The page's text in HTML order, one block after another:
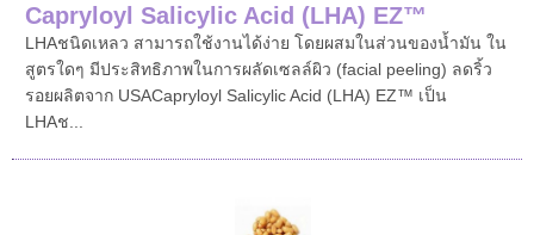
Capryloyl Salicylic Acid (LHA) EZ™
LHA ชนิดเหลว สามารถใช้งานได้ง่าย โดยผสมในส่วนของน้ำมัน ใน
สูตรใดๆ มีประสิทธิภาพในการผลัดเซลล์ผิว (facial peeling) ลดริ้ว
รอย ผลิตจาก USACapryloyl Salicylic Acid (LHA) EZ™ เป็น
LHA ช...